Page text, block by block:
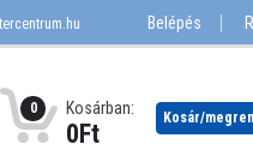
Belépés
0 Kosárban:
0Ft
Kosár/